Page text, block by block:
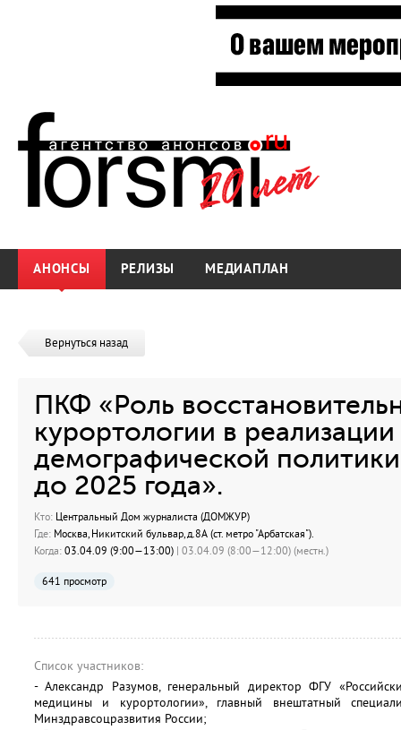
АНОНСЫ РЕЛИЗЫ МЕДИАПЛАН
Вернуться назад
ПКФ «Роль
курортологии в
демографической
до 2025 года».
Кто: Центральный Дом журналиста (ДОМЖУР)
Где: Москва, Никитский бульвар, д.8А (ст. метро "Арбатская").
Когда: 03.04.09 (9:00—13:00) | 03.04.09 (8:00—12:00) (местн.)
641 просмотр
Список участников:
- Александр Разумов, генеральный директор ФГУ
медицины и курортологии», главный внештатный
Минздравсоцразвития России;